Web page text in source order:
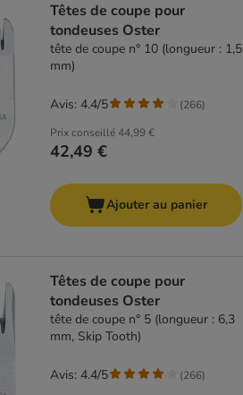
Têtes de coupe pour
tondeuses Oster
tête de coupe n° 10 (longueur : 1,5
mm)
Prix conseillé44,99 €
42,49 €
Avis: 4.4/5 (266)
Ajouter au panier
Têtes de coupe pour
tondeuses Oster
tête de coupe n° 5 (longueur : 6,3
mm, Skip Tooth)
Avis: 4.4/5 (266)